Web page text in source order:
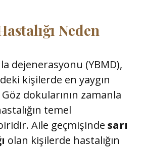
Neden
dejenerasyonu (YBMD),
kişilerde en yaygın
dokularının zamanla
temel
Aile geçmişinde sarı
olan kişilerde hastalığın